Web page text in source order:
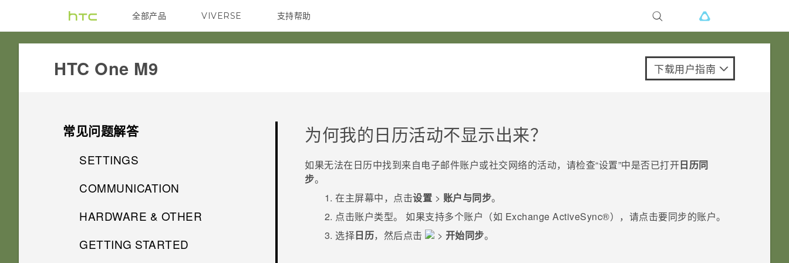
全部产品
VIVE VIVERSE 支持帮助
在线客服
HTC One M9‎ 下载用户指南
常见问题解答
SETTINGS
HTC BoomSound 配备杜比音频
区别？
COMMUNICATION
如何使“来电显示”中显示状态更
HARDWARE & OTHER
为何手机上配有 3 个麦克风？
GETTING STARTED
为何我的日历活动不显示出来？
如果无法在日历中找到来自电子邮件账户或社交网络的活动，请检查​“‍设置”中是否已打开日历同
步。
在主屏幕中，点击设置 > 账户与同步。
点击账户类型。如果支持多个账户（如 ExchangeActiveSync®），请点击要同步的账户。
选择日历，然后点击 > 开始同步。